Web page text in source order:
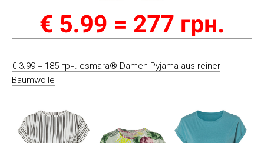
€ 3.99 = 185 грн. esmara® Damen Pyjama aus reiner
Baumwolle